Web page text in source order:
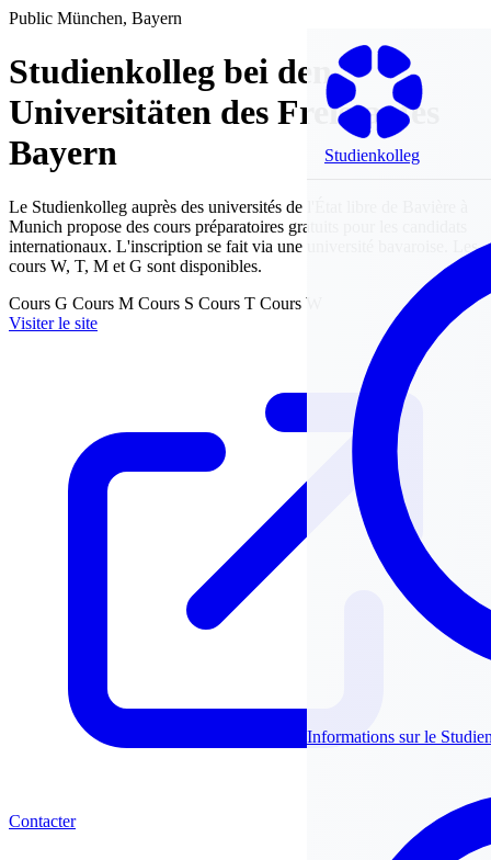
Studienkolleg
Informations sur le
Public München, Bayern
Studienkolleg bei den
Universitäten des Freistaates
Bayern
Le Studienkolleg auprès des universités de l'État libre de Bavière à
Munich propose des cours préparatoires gratuits pour les candidats
internationaux. L'inscription se fait via une université bavaroise. Les
cours W, T, M et G sont disponibles.
Cours G Cours M Cours S Cours T Cours W
Visiter le site
Contacter